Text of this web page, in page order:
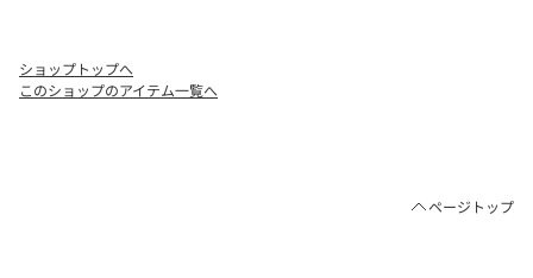
ショップトップへ
このショップのアイテム一覧へ
ページトップ